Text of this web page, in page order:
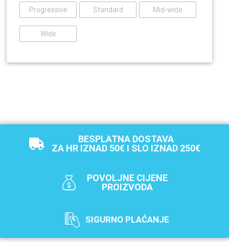
Progressive Standard Mid-wide
Wide
BESPLATNA DOSTAVA
ZA HR IZNAD 50€ I SLO IZNAD 250€
POVOLJNE CIJENE
PROIZVODA
SIGURNO PLAĆANJE